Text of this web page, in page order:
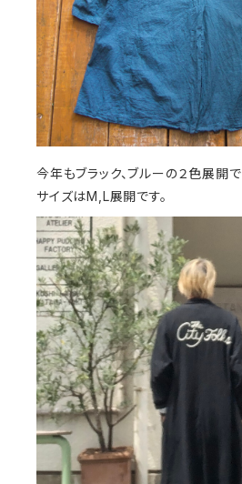
今年もブラック、ブルーの２色展開で
サイズはM,L展開です。